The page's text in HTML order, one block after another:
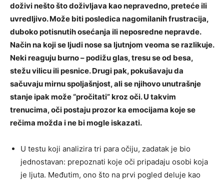
doživi nešto što doživljava kao nepravedno, preteće ili
uvredljivo. Može biti posledica nagomilanih frustracija,
duboko potisnutih osećanja ili neposredne nepravde.
Način na koji se ljudi nose sa ljutnjom veoma se razlikuje.
Neki reaguju burno – podižu glas, tresu se od besa,
stežu vilicu ili pesnice. Drugi pak, pokušavaju da
sačuvaju mirnu spoljašnjost, ali se njihovo unutrašnje
stanje ipak može “pročitati” kroz oči. U takvim
trenucima, oči postaju prozor ka emocijama koje se
rečima možda i ne bi mogle iskazati.
U testu koji analizira tri para očiju, zadatak je bio
jednostavan: prepoznati koje oči pripadaju osobi koja
je ljuta. Međutim, ono što na prvi pogled deluje kao